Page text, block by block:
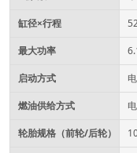
缸径×行程
最大功率
启动方式
燃油供给方式
轮胎规格（前轮/后轮）